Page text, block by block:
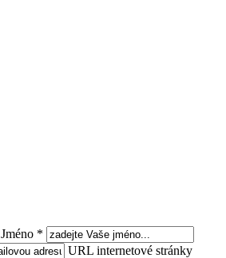
Jméno *
URL internetové stránky